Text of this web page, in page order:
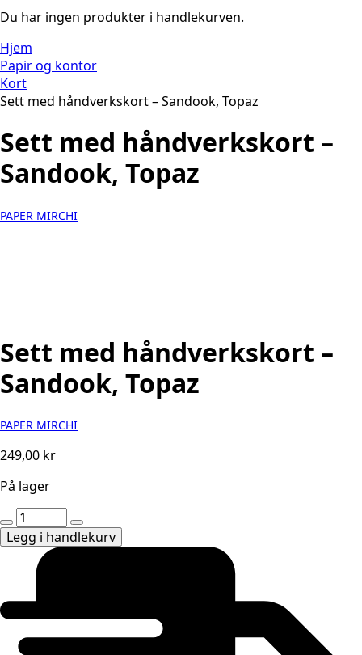
Du har ingen produkter i handlekurven.
Hjem
Papir og kontor
Kort
Sett med håndverkskort – Sandook, Topaz
Sett med håndverkskort –
Sandook, Topaz
PAPER MIRCHI
Sett med håndverkskort –
Sandook, Topaz
PAPER MIRCHI
249,00 kr
På lager
Sett
med
håndverkskort
Topaz
antall
Legg i handlekurv